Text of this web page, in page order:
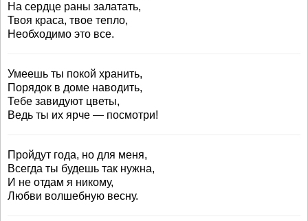
На сердце раны залатать,
Твоя краса, твое тепло,
Необходимо это все.
Умеешь ты покой хранить,
Порядок в доме наводить,
Тебе завидуют цветы,
Ведь ты их ярче — посмотри!
Пройдут года, но для меня,
Всегда ты будешь так нужна,
И не отдам я никому,
Любви волшебную весну.